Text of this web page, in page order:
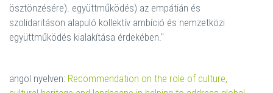
ösztönzésére). együttműködés) az empátián és
szolidaritáson alapuló kollektív ambíció és nemzetközi
együttműködés kialakítása érdekében."
angol nyelven: Recommendation on the role of culture,